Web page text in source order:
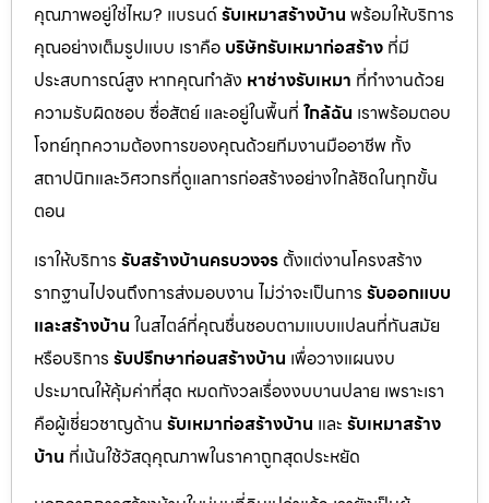
คุณภาพอยู่ใช่ไหม? แบรนด์รับเหมาสร้างบ้าน พร้อมให้บริการ
คุณอย่างเต็มรูปแบบ เราคือ บริษัทรับเหมาก่อสร้าง ที่มี
ประสบการณ์สูง หากคุณกำลัง หาช่างรับเหมา ที่ทำงานด้วย
ความรับผิดชอบ ซื่อสัตย์ และอยู่ในพื้นที่ ใกล้ฉัน เราพร้อมตอบ
โจทย์ทุกความต้องการของคุณด้วยทีมงานมืออาชีพ ทั้ง
สถาปนิกและวิศวกรที่ดูแลการก่อสร้างอย่างใกล้ชิดในทุกขั้น
ตอน
เราให้บริการ รับสร้างบ้านครบวงจร ตั้งแต่งานโครงสร้าง
รากฐานไปจนถึงการส่งมอบงาน ไม่ว่าจะเป็นการ รับออกแบบ
และสร้างบ้าน ในสไตล์ที่คุณชื่นชอบตามแบบแปลนที่ทันสมัย
หรือบริการ รับปรึกษาก่อนสร้างบ้าน เพื่อวางแผนงบ
ประมาณให้คุ้มค่าที่สุด หมดกังวลเรื่องงบบานปลาย เพราะเรา
คือผู้เชี่ยวชาญด้าน รับเหมาก่อสร้างบ้าน และ รับเหมาสร้าง
บ้าน ที่เน้นใช้วัสดุคุณภาพในราคาถูกสุดประหยัด